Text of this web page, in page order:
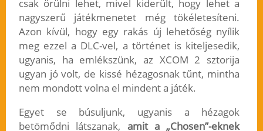
csak örülni lehet, mivel kiderült, hogy lehet a
nagyszerű játékmenetet még tökéletesíteni.
Azon kívül, hogy egy rakás új lehetőség nyílik
meg ezzel a DLC-vel, a történet is kiteljesedik,
ugyanis, ha emlékszünk, az XCOM 2 sztorija
ugyan jó volt, de kissé hézagosnak tűnt, mintha
nem mondott volna el mindent a játék.
Egyet se búsuljunk, ugyanis a hézagok
betömődni látszanak, amit a „Chosen”-eknek